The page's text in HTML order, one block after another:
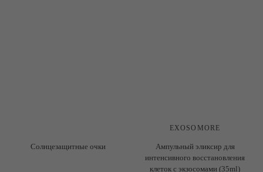
Солнцезащитные очки
EXOSOMORE
Ампульный эликсир для
интенсивного восстановления
клеток с экзосомами (35ml)